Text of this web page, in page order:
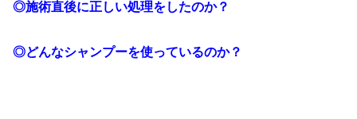
◎施術直後に正しい処理をしたのか？
◎どんなシャンプーを使っているのか？